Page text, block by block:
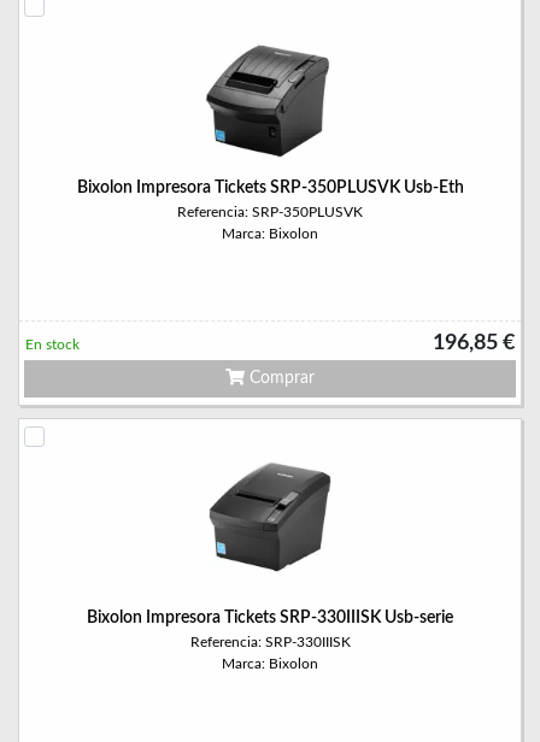
Bixolon Impresora Tickets SRP-350PLUSVK Usb-Eth
Referencia: SRP-350PLUSVK
Marca: Bixolon
196,85 €
En stock
Comprar
Bixolon Impresora Tickets SRP-330IIISK Usb-serie
Referencia: SRP-330IIISK
Marca: Bixolon